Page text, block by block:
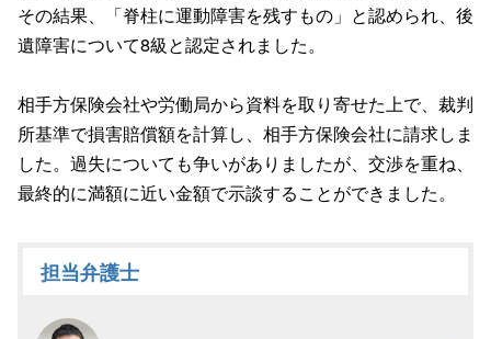
その結果、「脊柱に運動障害を残すもの」と認められ、後
遺障害について8級と認定されました。
相手方保険会社や労働局から資料を取り寄せた上で、裁判
所基準で損害賠償額を計算し、相手方保険会社に請求しま
した。過失についても争いがありましたが、交渉を重ね、
最終的に満額に近い金額で示談することができました。
担当弁護士